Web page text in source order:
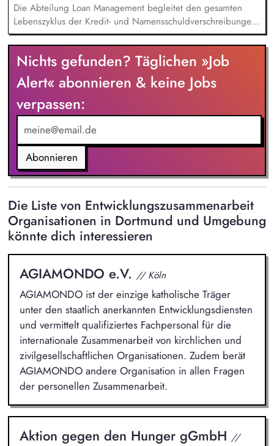
Die Abteilung Loan Management begleitet den gesamten
Lebenszyklus der Kredit- und Namensschuldverschreibungen
der DEG und verantwortet die korrekte Abbildung und
Abwicklung der Geschäfte. Das Aufgabenspektrum umfasst
unter anderem die Führung der Nebenbücher,
Auszahlungen, Payment-Agent-Tätigkeiten, Zins- und
Rechnungsmanagement sowie Mahnwesen und
Zahlungseingangsverarbeitung. Als Partner unserer
Marktabteilungen beraten wir bei der Strukturierung von
Transaktionen im Hinblick auf Abbildbarkeit und Effizienz.
Nichts gefunden? Täglichen »Job
Alert« abonnieren & keine Jobs
verpassen:
Abonnieren
Die Liste von Entwicklungszusammenarbeit
Organisationen in Dortmund und Umgebung
könnte dich interessieren
AGIAMONDO e.V. // Köln
AGIAMONDO ist der einzige katholische Träger
unter den staatlich anerkannten Entwicklungsdiensten
und vermittelt qualifiziertes Fachpersonal für die
internationale Zusammenarbeit von kirchlichen und
zivilgesellschaftlichen Organisationen. Zudem berät
AGIAMONDO andere Organisation in allen Fragen
der personellen Zusammenarbeit.
Aktion gegen den Hunger gGmbH //